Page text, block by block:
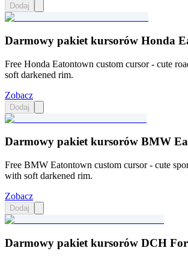
Dodaj
Darmowy pakiet kursorów Honda
Free Honda Eatontown custom cursor - cute
soft darkened rim.
Zobacz
Dodaj
Darmowy pakiet kursorów BMW
Free BMW Eatontown custom cursor - cute
with soft darkened rim.
Zobacz
Dodaj
Darmowy pakiet kursorów DCH